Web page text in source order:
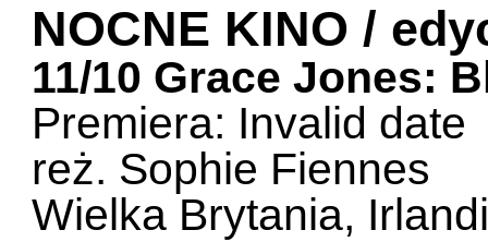
NOCNE KINO /
11/10 Grace Jones:
Premiera: Invalid date
reż. Sophie Fiennes
Wielka Brytania,